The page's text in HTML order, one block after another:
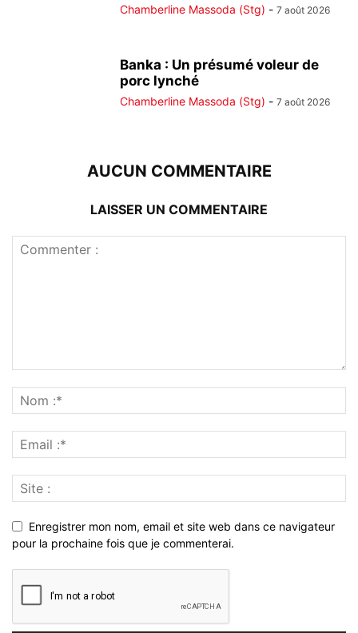
Chamberline Massoda (Stg) - 7 août 2026
Banka : Un présumé voleur de
porc lynché
Chamberline Massoda (Stg) - 7 août 2026
AUCUN COMMENTAIRE
LAISSER UN COMMENTAIRE
Enregistrer mon nom, email et site web dans ce navigateur
pour la prochaine fois que je commenterai.